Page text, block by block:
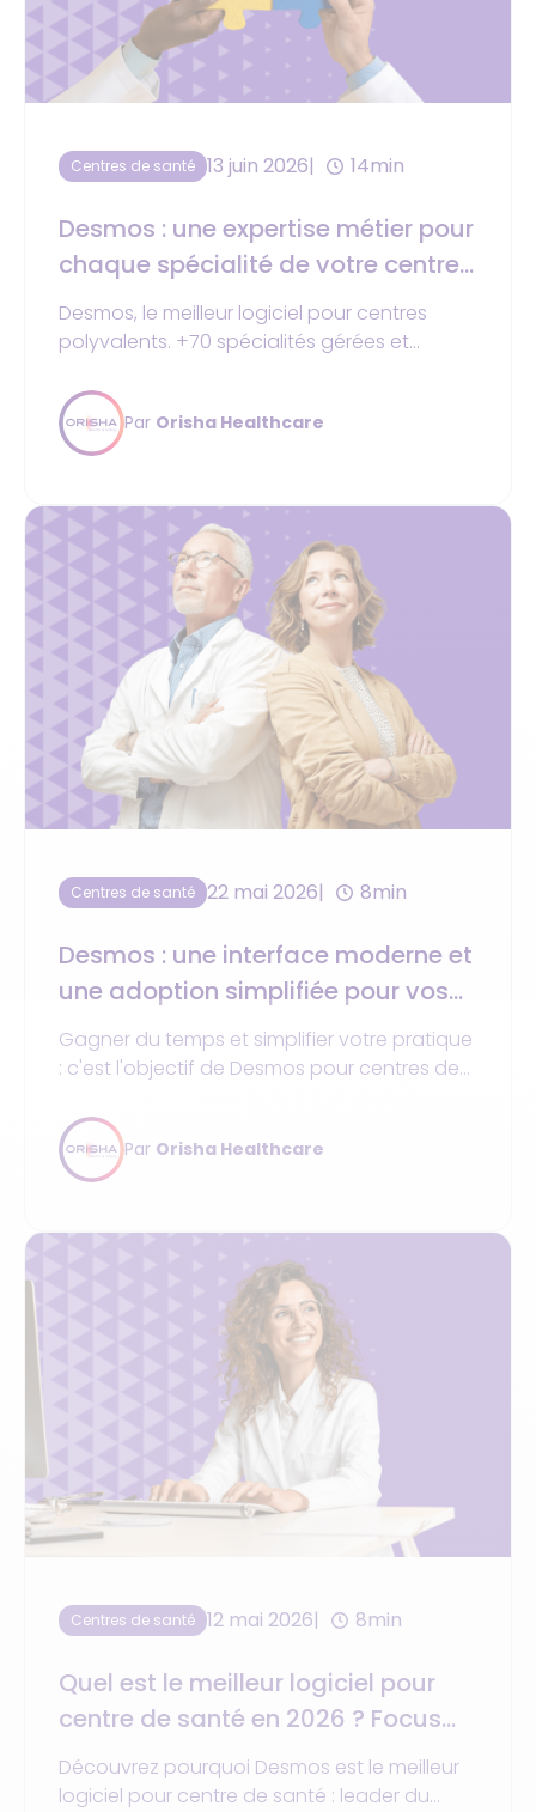
Centres de santé 13 juin 2026 14min
Desmos : une expertise métier pour
chaque spécialité de votre centre
de santé
Desmos, le meilleur logiciel pour centres
polyvalents. +70 spécialités gérées et
Par Orisha Healthcare
Centres de santé 22 mai 2026 8min
Desmos : une interface moderne et
une adoption simplifiée pour vos
équipes
Gagner du temps et simplifier votre pratique
: c'est l'objectif de Desmos pour centres de
Par Orisha Healthcare
Centres de santé 12 mai 2026 8min
Quel est le meilleur logiciel pour
centre de santé en 2026 ? Focus
sur la gestion et le tiers-payant.
Découvrez pourquoi Desmos est le meilleur
logiciel pour centre de santé : leader du